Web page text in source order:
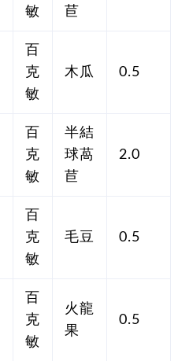
敏
苣
百
克
敏
木瓜 0.5
百
克
敏
半結
球萵
苣
2.0
百
克
敏
毛豆 0.5
百
克
敏
火龍
果
0.5